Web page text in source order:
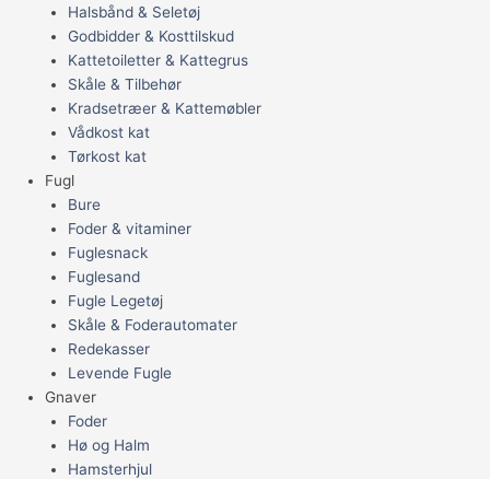
Halsbånd & Seletøj
Godbidder & Kosttilskud
Kattetoiletter & Kattegrus
Skåle & Tilbehør
Kradsetræer & Kattemøbler
Vådkost kat
Tørkost kat
Fugl
Bure
Foder & vitaminer
Fuglesnack
Fuglesand
Fugle Legetøj
Skåle & Foderautomater
Redekasser
Levende Fugle
Gnaver
Foder
Hø og Halm
Hamsterhjul